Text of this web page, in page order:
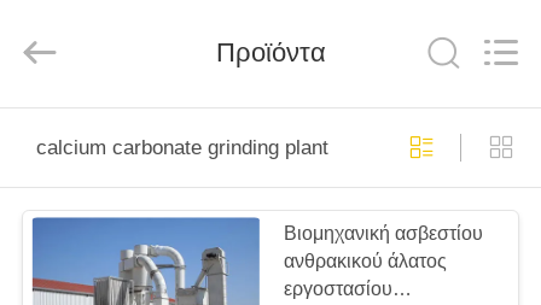
ΠΡΟΪΌΝΤΑ
ΒΊΝΤΕΟ
Rights
Reserved.
ECER
Προϊόντα
calcium carbonate grinding plant
Βιομηχανική ασβεστίου
ανθρακικού άλατος
εργοστασίου